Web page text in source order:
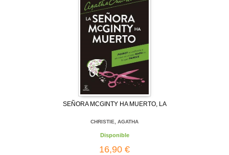
SEÑORA MCGINTY HA MUERTO, LA
CHRISTIE, AGATHA
Disponible
16,90 €